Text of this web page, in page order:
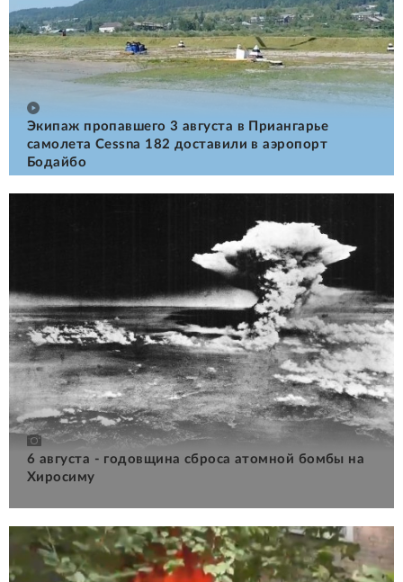
Экипаж пропавшего 3 августа в Приангарье
самолета Cessna 182 доставили в аэропорт
Бодайбо
6 августа - годовщина сброса атомной бомбы на
Хиросиму